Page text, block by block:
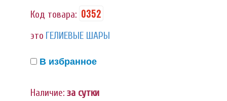
Код товара: 0352
это ГЕЛИЕВЫЕ ШАРЫ
В избранное
Наличие: за сутки